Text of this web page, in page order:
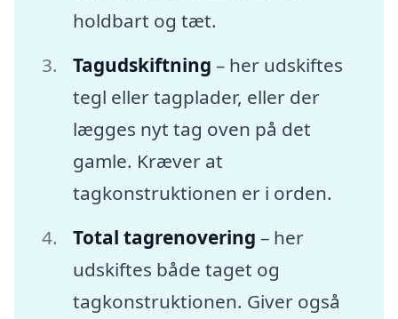
holdbart og tæt.
Tagudskiftning – her udskiftes
tegl eller tagplader, eller der
lægges nyt tag oven på det
gamle. Kræver at
tagkonstruktionen er i orden.
Total tagrenovering – her
udskiftes både taget og
tagkonstruktionen. Giver også